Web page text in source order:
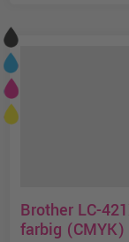
Brother LC-
farbig (CMYK)